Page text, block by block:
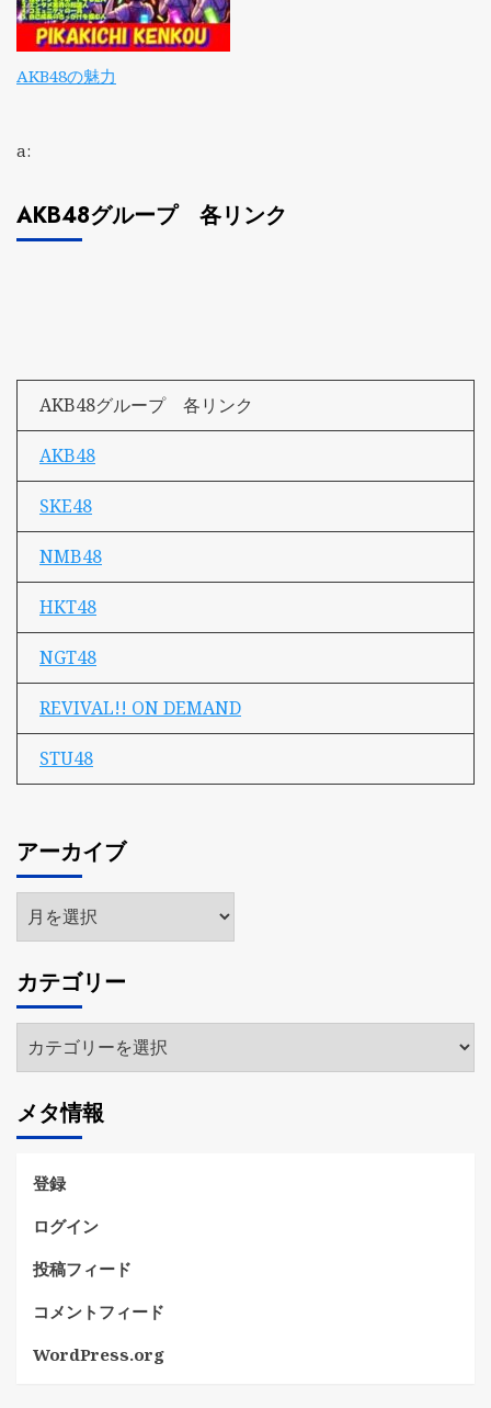
AKB48の魅力
a:
AKB48グループ 各リンク
AKB48グループ 各リンク
AKB48
SKE48
NMB48
HKT48
NGT48
REVIVAL!! ON DEMAND
STU48
アーカイブ
ア
ー
イ
ブ
カテゴリー
テ
リ
ー
メタ情報
登録
ログイン
投稿フィード
コメントフィード
WordPress.org